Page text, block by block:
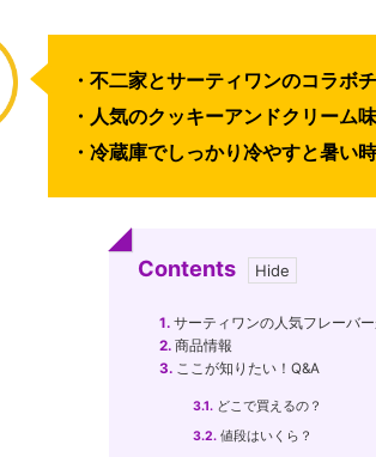
・不二家とサーティワンのコラボ
・人気のクッキーアンドクリーム
・冷蔵庫でしっかり冷やすと暑い
Contents
1. サーティワンの人気フレーバ
2. 商品情報
3. ここが知りたい！Q&A
3.1. どこで買えるの？
3.2. 値段はいくら？